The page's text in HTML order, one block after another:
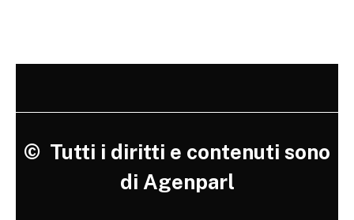
© Tutti i diritti e contenuti sono
di Agenparl